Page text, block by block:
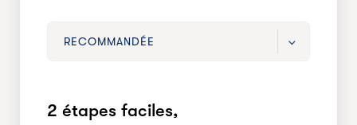
RECOMMANDÉE
RAPIDE
2 étapes faciles,